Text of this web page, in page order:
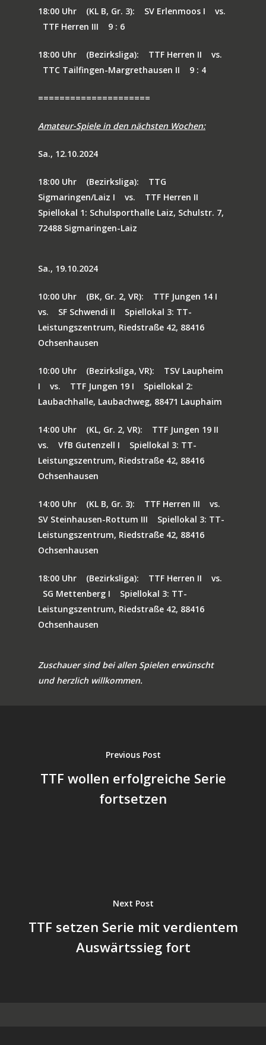
18:00 Uhr (KL B, Gr. 3): SV Erlenmoos I
vs.
TTF Herren III
9 : 6
18:00 Uhr (Bezirksliga): TTF Herren II
vs.
TTC Tailfingen-Margrethausen II
9 : 4
=====================
Amateur-Spiele in den nächsten Wochen:
Sa., 12.10.2024
18:00 Uhr (Bezirksliga):
TTG
Sigmaringen/Laiz I
vs.
TTF Herren II
Spiellokal 1: Schulsporthalle Laiz, Schulstr. 7,
72488 Sigmaringen-Laiz
Sa., 19.10.2024
10:00 Uhr (BK, Gr. 2, VR):
TTF Jungen 14 I
vs.
SF Schwendi II
Spiellokal 3: TT-
Leistungszentrum, Riedstraße 42, 88416
Ochsenhausen
10:00 Uhr (Bezirksliga, VR):
TSV Laupheim
I
vs. TTF Jungen 19 I
Spiellokal 2:
Laubachhalle, Laubachweg, 88471 Lauphaim
14:00 Uhr (KL, Gr. 2, VR):
TTF Jungen 19 II
vs.
VfB Gutenzell I
Spiellokal 3: TT-
Leistungszentrum, Riedstraße 42, 88416
Ochsenhausen
14:00 Uhr (KL B, Gr. 3): TTF Herren III
vs.
SV Steinhausen-Rottum III
Spiellokal 3: TT-
Leistungszentrum, Riedstraße 42, 88416
Ochsenhausen
18:00 Uhr (Bezirksliga): TTF Herren II
vs.
SG Mettenberg I
Spiellokal 3: TT-
Leistungszentrum, Riedstraße 42, 88416
Ochsenhausen
Zuschauer sind bei allen Spielen erwünscht
und herzlich willkommen.
Previous Post
TTF wollen erfolgreiche Serie
fortsetzen
Next Post
TTF setzen Serie mit verdientem
Auswärtssieg fort
70 JAHRE TTF
BILDERGALERIE
SPIELE
PARTNER
AMATEURE